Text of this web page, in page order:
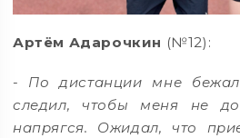
Артём Адарочкин (№12):
- По дистанции мне
следил, чтобы меня не
напрягся. Ожидал, что